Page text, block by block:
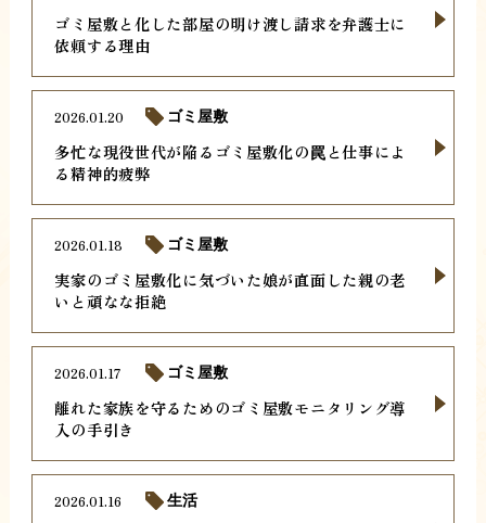
ゴミ屋敷と化した部屋の明け渡し請求を弁護士に
依頼する理由
多忙な現役世代が陥るゴミ屋敷化の罠と仕事によ
る精神的疲弊
2026.01.20 ゴミ屋敷
実家のゴミ屋敷化に気づいた娘が直面した親の老
いと頑なな拒絶
2026.01.18 ゴミ屋敷
離れた家族を守るためのゴミ屋敷モニタリング導
入の手引き
2026.01.17 ゴミ屋敷
2026.01.16 生活